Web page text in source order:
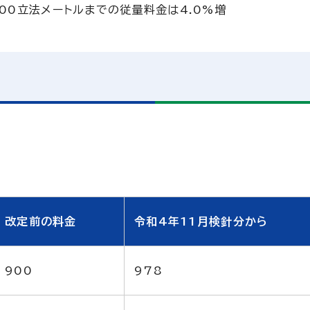
立法メートルまでの従量料金は4.0%増
改定前の料金 令和4年11月検針分から
900 978